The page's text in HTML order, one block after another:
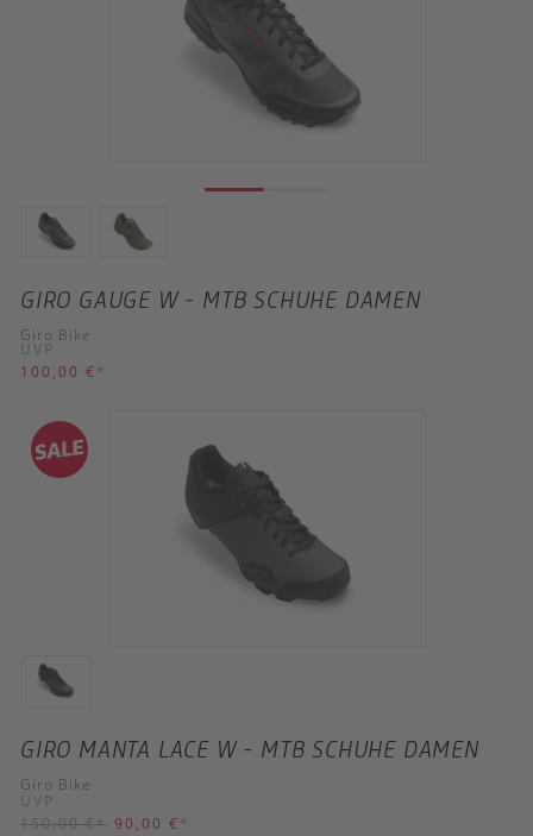
GIRO GAUGE W - MTB SCHUHE DAMEN
Giro Bike
UVP
100,00 € *
GIRO MANTA LACE W - MTB SCHUHE DAMEN
Giro Bike
UVP
150,00 €* 90,00 € *